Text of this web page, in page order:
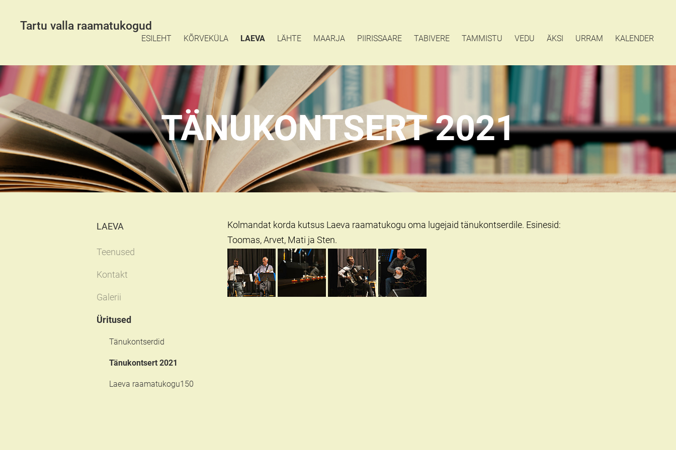
Tartu valla raamatukogud
ESILEHT KÕRVEKÜLA LAEVA LÄHTE MAARJA PIIRISSAARE TABIVERE TAMMISTU VEDU ÄKSI URRAM KALENDER
TÄNUKONTSERT 2021
LAEVA
Teenused
Kontakt
Galerii
Üritused
Tänukontserdid
Tänukontsert 2021
Laeva raamatukogu150
Kolmandat korda kutsus Laeva raamatukogu oma lugejaid tänukontserdile. Esinesid:
Toomas, Arvet, Mati ja Sten.